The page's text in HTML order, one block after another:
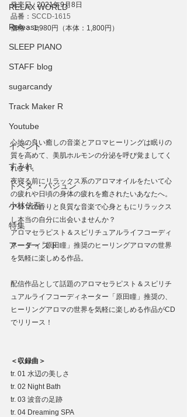
RELAX WORLD
Release
SLEEP PIANO
STAFF blog
sugarcandy
Track Maker R
Youtube
イベント
すみれ
トベタ ・バジュン
小林信吾
特集
アーティスト
発売日 : 2021年9月8日
品番： SCCD-1615
価格： 1,980円（本体：1,800円）
心地の良い癒しの音楽とアロマヒーリングは眠りの
質を高めて、美肌ホルモンの分泌を呼び覚ましてく
れます。
夜寝る前にリラックス系のアロマオイルをたいて心
の疲れや日頃の身体の疲れを癒されたいあなたへ。
アロマの香りと良質な音楽で心身ともにリラックス
し本当の自分に出会いませんか？
アロマセラピスト＆スピリチュアルライフコーディ
ネーター「原田瞳」推奨のヒーリングアロマの世界
を気軽に楽しめる作品。
配信作品として話題のアロマセラピスト＆スピリチ
ュアルライフコーディネーター「原田瞳」推奨の、
ヒーリングアロマの世界を気軽に楽しめる作品がCD
でリリース！
＜収録曲＞
tr. 01 水辺の美しさ
tr. 02 Night Bath
tr. 03 波音の足跡
tr. 04 Dreaming SPA